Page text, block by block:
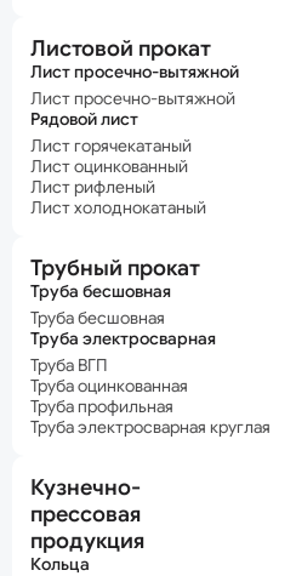
Листовой прокат
Лист просечно-вытяжной
Лист просечно-вытяжной
Рядовой лист
Лист горячекатаный
Лист оцинкованный
Лист рифленый
Лист холоднокатаный
Трубный прокат
Труба бесшовная
Труба бесшовная
Труба электросварная
Труба ВГП
Труба оцинкованная
Труба профильная
Труба электросварная круглая
Кузнечно-
прессовая
продукция
Кольца